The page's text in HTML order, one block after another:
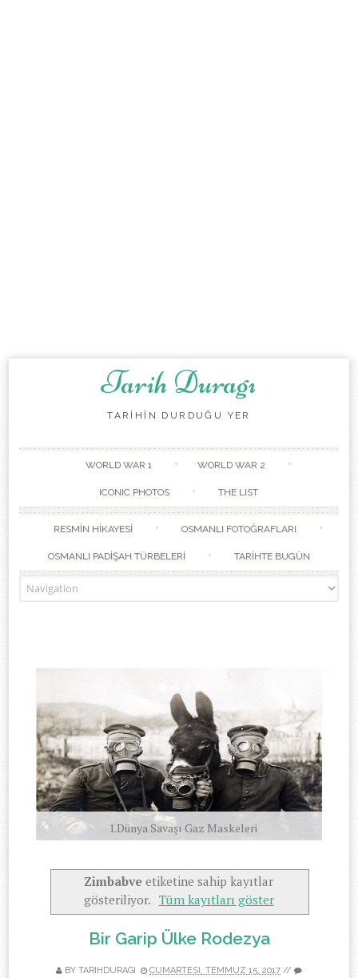
Tarih Duragı
TARİHİN DURDUĞU YER
WORLD WAR 1 WORLD WAR 2
ICONIC PHOTOS THE LIST
RESMİN HİKAYESİ OSMANLI FOTOĞRAFLARI
OSMANLI PADİŞAH TÜRBELERİ TARİHTE BUGÜN
1.Dünya Savaşı Gaz Maskeleri
Zimbabve etiketine sahip kayıtlar
gösteriliyor. Tüm kayıtları göster
Bir Garip Ülke Rodezya
BY TARIHDURAGI CUMARTESI, TEMMUZ 15, 2017 //